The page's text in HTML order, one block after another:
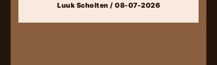
Luuk Scholten / 08-07-2026